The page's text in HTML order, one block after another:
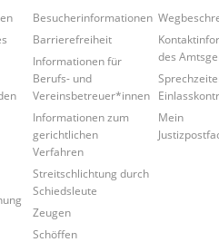
Besucherinformationen
Barrierefreiheit
Informationen für
Berufs- und
Vereinsbetreuer*innen
Informationen zum
gerichtlichen
Verfahren
Streitschlichtung durch
Schiedsleute
Zeugen
Schöffen
des
Mein